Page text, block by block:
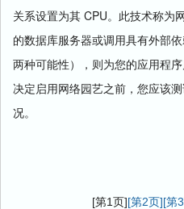
关系设置为其 CPU。此技术称为
的数据库服务器或调用具有外部
两种可能性），则为您的应用程
决定启用网络园艺之前，您应该
况。
[第1页][第2页][第